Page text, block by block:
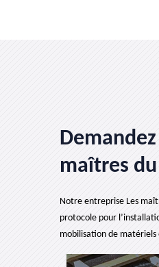
maîtres
Notre entreprise Les
protocole pour
mobilisation de matériels